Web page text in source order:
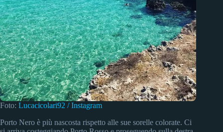
Foto: Lucacicolari92 / Instagram
Porto Nero è più nascosta rispetto alle sue sorelle colorate. Ci